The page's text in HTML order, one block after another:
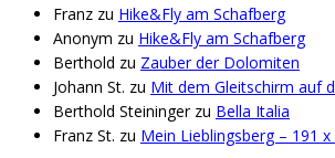
Franz zu Hike&Fly am Schafberg
Anonym zu Hike&Fly am Schafberg
Berthold zu Zauber der Dolomiten
Johann St. zu Mit dem Gleitschirm auf
Berthold Steiningerzu Bella Italia
Franz St. zu Mein Lieblingsberg – 191